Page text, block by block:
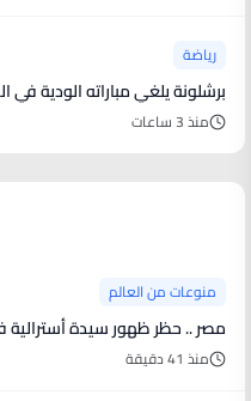
رياضة
برشلونة يلغي مباراته الودية في
منذ 3 ساعات
منوعات من العالم
مصر .. حظر ظهور سيدة أسترالية في الإعلام بعد مزاعم خطيرة
منذ 41 دقيقة